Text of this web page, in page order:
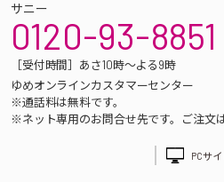
サニー
0120-93-8851
［受付時間］あさ10時～よる9時
ゆめオンラインカスタマーセンター
※通話料は無料です。
※ネット専用のお問合せ先です。ご注文
PCサイ